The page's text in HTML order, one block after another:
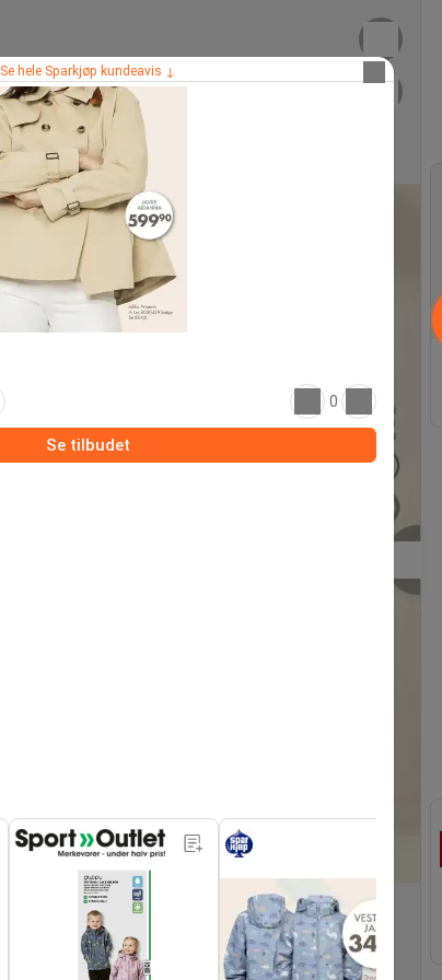
Se hele Sparkjøp kundeavis ↓
0
Se tilbudet